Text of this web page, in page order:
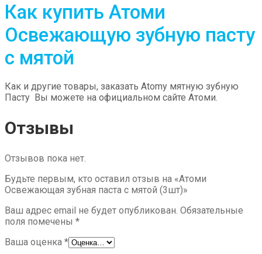
Как купить Атоми
Освежающую зубную пасту
с мятой
Как и другие товары, заказать Atomy мятную зубную
Пасту Вы можете на официальном сайте Атоми.
Отзывы
Отзывов пока нет.
Будьте первым, кто оставил отзыв на «Атоми
Освежающая зубная паста с мятой (3шт)»
Ваш адрес email не будет опубликован. Обязательные
поля помечены *
Ваша оценка *